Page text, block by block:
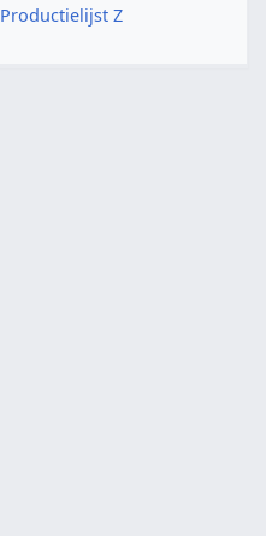
Productielijst Z